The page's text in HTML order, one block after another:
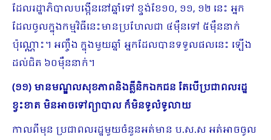
ដែលរដ្ឋាភិបាលបង្កើននៅឆ្នាំទៅ ខ្ទង់ខែ១០, ១១, ១២ នេះ អ្នក
ដែលចូលក្នុងកម្មវិធីនេះមានប្រហែលជា ៤ម៉ឺនទៅ ៥ម៉ឺននាក់
ប៉ុណ្ណោះ។ អញ្ចឹង ក្នុងមួយឆ្នាំ អ្នកដែលបានទទួលផលនេះ ឡើង
ដល់ជិត ៦០ម៉ឺននាក់។
(១១) មានមណ្ឌលសុខភាពនិងគ្លីនិកឯកជន តែបើប្រជាពលរដ្ឋ
ខ្វះខាត មិនអាចទៅព្យាបាល ក៏មិនទូលំទូលាយ
កាលពីមុន ប្រជាពលរដ្ឋមួយចំនួនអត់មាន ប.ស.ស អត់អាចចូល